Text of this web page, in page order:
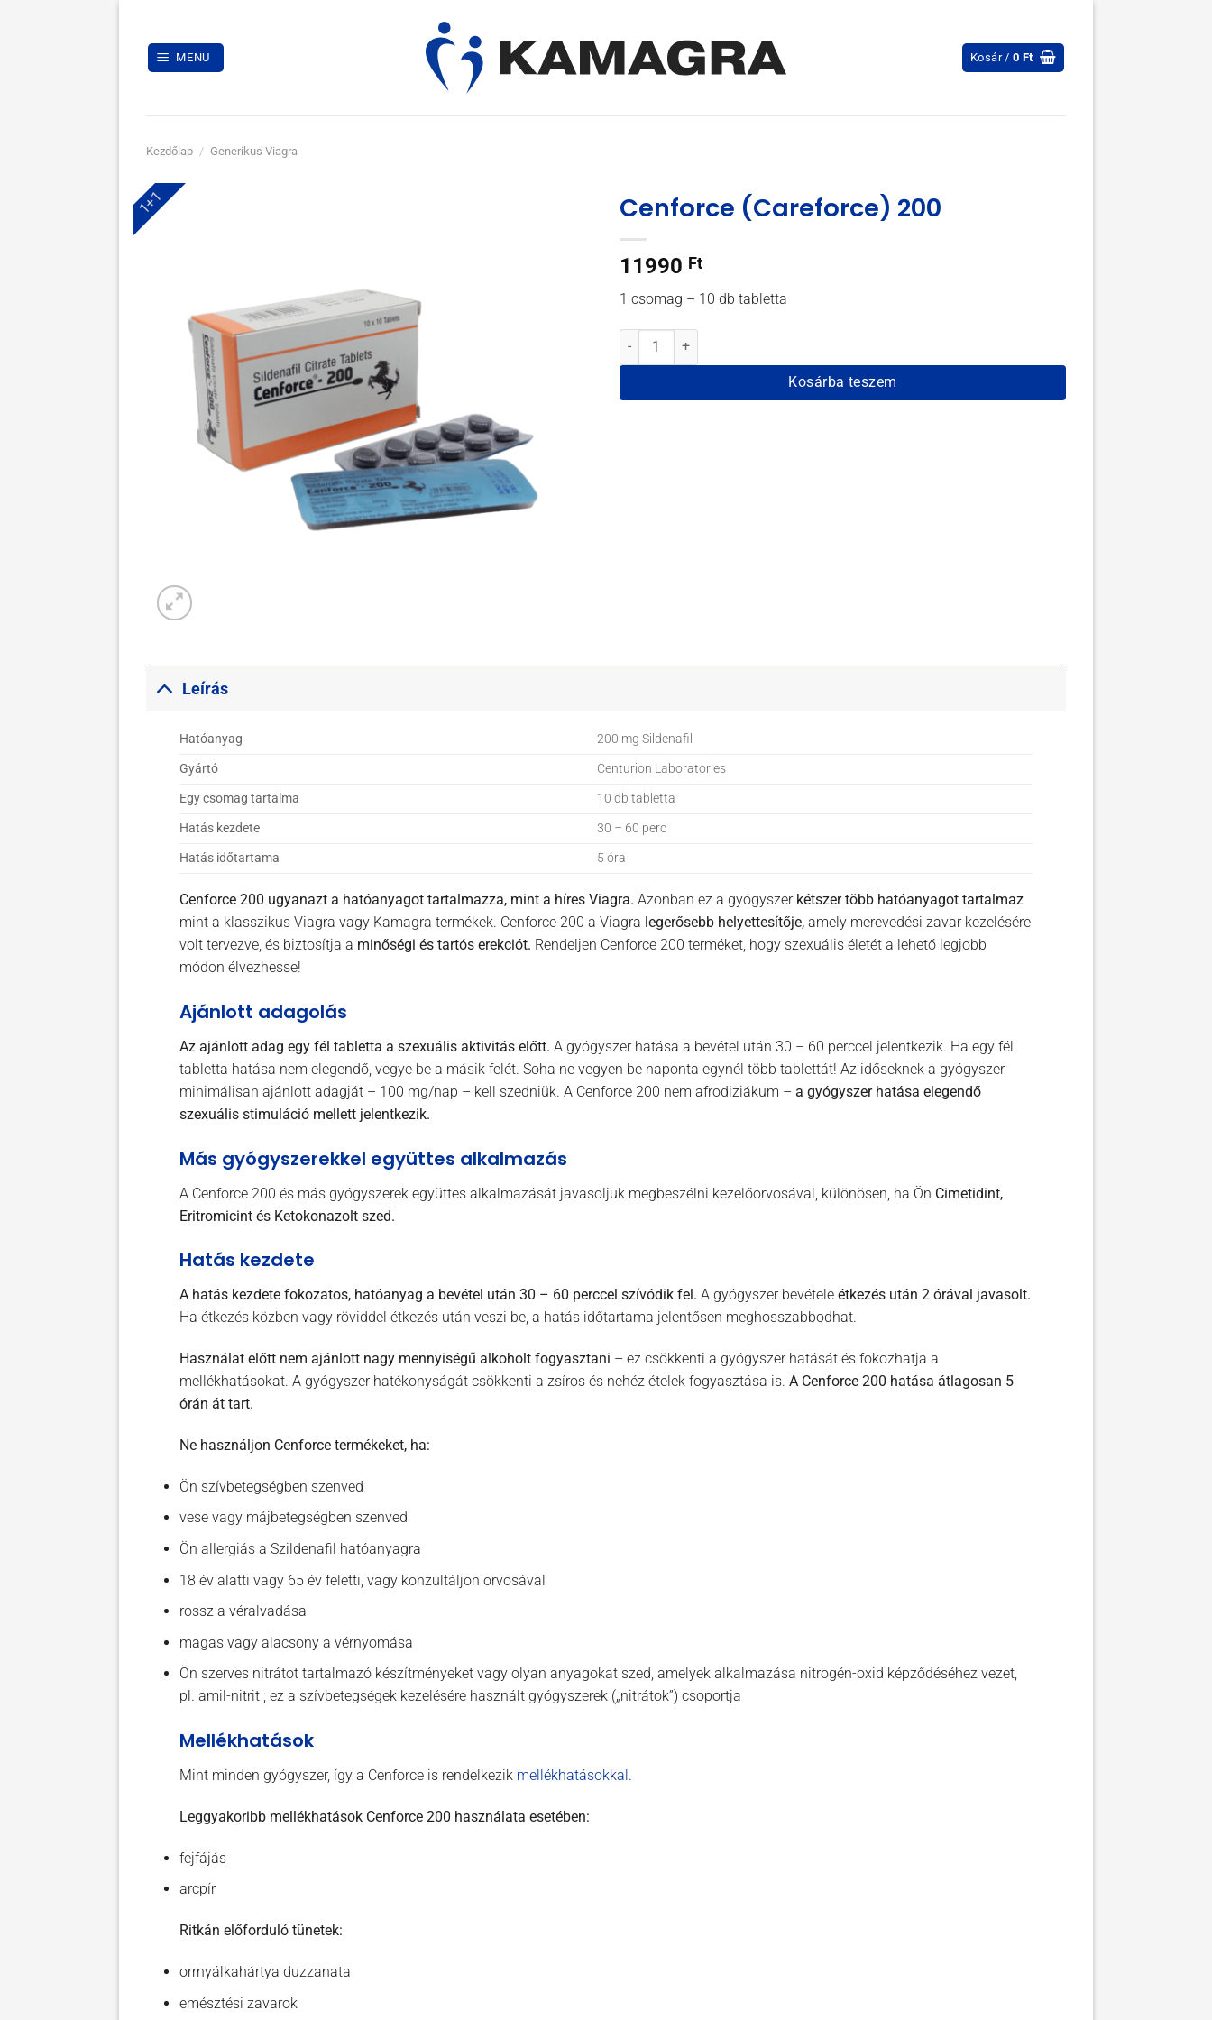
content
MENU Kosár /0 Ft
Kezdőlap / Generikus Viagra
1+1 Cenforce (Careforce) 200
11990 Ft
1 csomag – 10 db tabletta
Cenforce (Careforce) 200 mennyiség
Kosárba teszem
Leírás
Hatóanyag
200 mg Sildenafil
Gyártó
Centurion Laboratories
Egy csomag tartalma
10 db tabletta
Hatás kezdete
30 – 60 perc
Hatás időtartama
5 óra
Cenforce 200 ugyanazt a hatóanyagot tartalmazza, mint a híres Viagra. Azonban ez a gyógyszer kétszer több hatóanyagot tartalmaz
mint a klasszikus Viagra vagy Kamagra termékek. Cenforce 200 a Viagra legerősebb helyettesítője,amely merevedési zavar kezelésére
volt tervezve, és biztosítja a minőségi és tartós erekciót. Rendeljen Cenforce 200 terméket, hogy szexuális életét a lehető legjobb
módon élvezhesse!
Ajánlott adagolás
Az ajánlott adag egy fél tabletta a szexuális aktivitás előtt. A gyógyszer hatása a bevétel után 30 – 60 perccel jelentkezik. Ha egy fél
tabletta hatása nem elegendő, vegye be a másik felét. Soha ne vegyen be naponta egynél több tablettát! Az időseknek a gyógyszer
minimálisan ajánlott adagját – 100 mg/nap – kell szedniük. A Cenforce 200 nem afrodiziákum – a gyógyszer hatása elegendő
szexuális stimuláció mellett jelentkezik.
Más gyógyszerekkel együttes alkalmazás
A Cenforce 200 és más gyógyszerek együttes alkalmazását javasoljuk megbeszélni kezelőorvosával, különösen, ha Ön Cimetidint,
Eritromicint és Ketokonazolt szed.
Hatás kezdete
A hatás kezdete fokozatos, hatóanyag a bevétel után 30 – 60 perccel szívódik fel. A gyógyszer bevétele étkezés után 2 órával javasolt.
Ha étkezés közben vagy röviddel étkezés után veszi be, a hatás időtartama jelentősen meghosszabbodhat.
Használat előtt nem ajánlott nagy mennyiségű alkoholt fogyasztani – ez csökkenti a gyógyszer hatását és fokozhatja a
mellékhatásokat. A gyógyszer hatékonyságát csökkenti a zsíros és nehéz ételek fogyasztása is. A Cenforce 200 hatása átlagosan 5
órán át tart.
Ne használjon Cenforce termékeket, ha:
Ön szívbetegségben szenved
vese vagy májbetegségben szenved
Ön allergiás a Szildenafil hatóanyagra
18 év alatti vagy 65 év feletti, vagy konzultáljon orvosával
rossz a véralvadása
magas vagy alacsony a vérnyomása
Ön szerves nitrátot tartalmazó készítményeket vagy olyan anyagokat szed, amelyek alkalmazása nitrogén-oxid képződéséhez vezet,
pl. amil-nitrit ; ez a szívbetegségek kezelésére használt gyógyszerek („nitrátok”) csoportja
Mellékhatások
Mint minden gyógyszer, így a Cenforce is rendelkezik mellékhatásokkal .
Leggyakoribb mellékhatások Cenforce 200 használata esetében:
fejfájás
arcpír
Ritkán előforduló tünetek:
orrnyálkahártya duzzanata
emésztési zavarok